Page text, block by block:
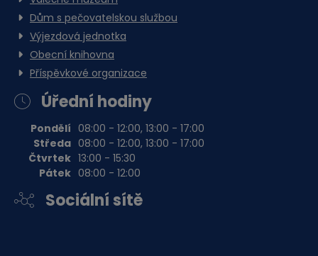
Dům s pečovatelskou službou
Výjezdová jednotka
Obecní knihovna
Příspěvkové organizace
Úřední hodiny
Pondělí
Středa
Čtvrtek
Pátek
08:00 - 12:00, 13:00 - 17:00
08:00 - 12:00, 13:00 - 17:00
13:00 - 15:30
08:00 - 12:00
Sociální sítě